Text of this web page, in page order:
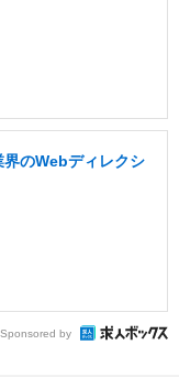
のWebディレクシ
Sponsored by